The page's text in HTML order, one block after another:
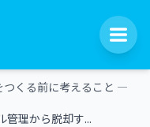
くる前に考えること ―
管理から脱却す...